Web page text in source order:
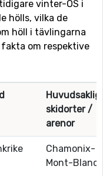
vinter-OS i
hölls, vilka de
höll i tävlingarna
om respektive
skidorter /
arenor
Chamonix-
Mont-Blanc